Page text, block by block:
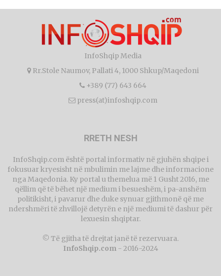
InfoShqip Media
Rr.Stole Naumov, Pallati 4, 1000 Shkup/Maqedoni
+389 (77) 643 664
press(at)infoshqip.com
RRETH NESH
InfoShqip.com është portal informativ në gjuhën shqipe i
fokusuar kryesisht në mbulimin me lajme dhe informacione
nga Maqedonia. Ky portal u themelua më 1 Gusht 2016, me
qëllim që të bëhet një medium i besueshëm, i pa-anshëm
politikisht, i pavarur dhe duke synuar gjithmonë që me
ndershmëri të zhvillojë detyrën e një mediumi të dashur për
lexuesin shqiptar.
© Të gjitha të drejtat janë të rezervuara.
InfoShqip.com- 2016-2024